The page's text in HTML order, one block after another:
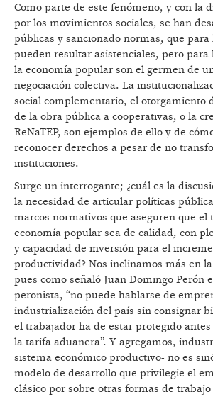
Como parte de este fenómeno, y con la
por los movimientos sociales, se han
públicas y sancionado normas, que
pueden resultar asistenciales, pero para
la economía popular son el germen de
negociación colectiva. La
social complementario, el otorgamiento
de la obra pública a cooperativas, o la
ReNaTEP, son ejemplos de ello y de
reconocer derechos a pesar de no
instituciones.
Surge un interrogante; ¿cuál es la
la necesidad de articular políticas
marcos normativos que aseguren que el
economía popular sea de calidad, con
y capacidad de inversión para el
productividad? Nos inclinamos más en
pues como señaló Juan Domingo Perón
peronista, “no puede hablarse de
industrialización del país sin consignar
el trabajador ha de estar protegido
la tarifa aduanera”. Y agregamos,
sistema económico productivo- no es
modelo de desarrollo que privilegie el
clásico por sobre otras formas de